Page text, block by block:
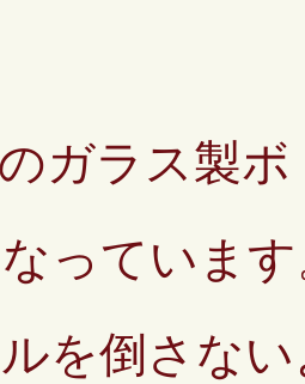
ガラス製ボ
っていま
を倒さな